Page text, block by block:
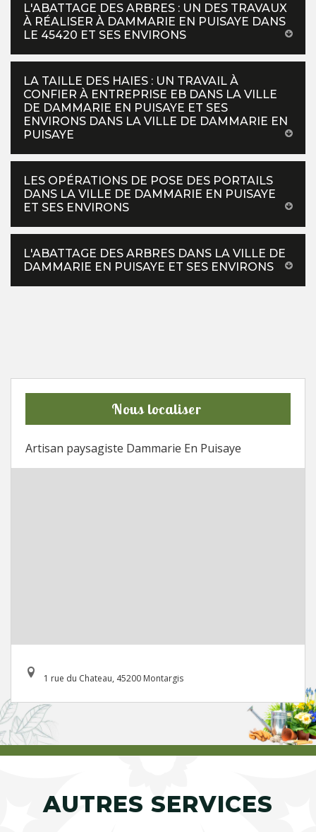
L'ABATTAGE DES ARBRES : UN DES TRAVAUX
À RÉALISER À DAMMARIE EN PUISAYE DANS
LE 45420 ET SES ENVIRONS
LA TAILLE DES HAIES : UN TRAVAIL À
CONFIER À ENTREPRISE EB DANS LA VILLE
DE DAMMARIE EN PUISAYE ET SES
ENVIRONS DANS LA VILLE DE DAMMARIE EN
PUISAYE
LES OPÉRATIONS DE POSE DES PORTAILS
DANS LA VILLE DE DAMMARIE EN PUISAYE
ET SES ENVIRONS
L'ABATTAGE DES ARBRES DANS LA VILLE DE
DAMMARIE EN PUISAYE ET SES ENVIRONS
Nous localiser
Artisan paysagiste Dammarie En Puisaye
1 rue du Chateau, 45200 Montargis
AUTRES SERVICES